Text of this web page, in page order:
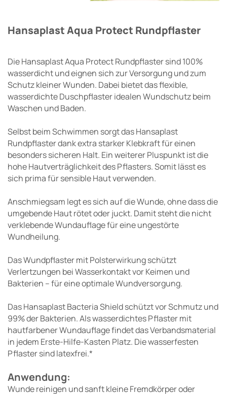
Hansaplast Aqua Protect Rundpflaster
Die Hansaplast Aqua Protect Rundpflaster sind 100%
wasserdicht und eignen sich zur Versorgung und zum
Schutz kleiner Wunden. Dabei bietet das flexible,
wasserdichte Duschpflaster idealen Wundschutz beim
Waschen und Baden.
Selbst beim Schwimmen sorgt das Hansaplast
Rundpflaster dank extra starker Klebkraft für einen
besonders sicheren Halt. Ein weiterer Pluspunkt ist die
hohe Hautverträglichkeit des Pflasters. Somit lässt es
sich prima für sensible Haut verwenden.
Anschmiegsam legt es sich auf die Wunde, ohne dass die
umgebende Haut rötet oder juckt. Damit steht die nicht
verklebende Wundauflage für eine ungestörte
Wundheilung.
Das Wundpflaster mit Polsterwirkung schützt
Verlertzungen bei Wasserkontakt vor Keimen und
Bakterien – für eine optimale Wundversorgung.
Das Hansaplast Bacteria Shield schützt vor Schmutz und
99% der Bakterien. Als wasserdichtes Pflaster mit
hautfarbener Wundauflage findet das Verbandsmaterial
in jedem Erste-Hilfe-Kasten Platz. Die wasserfesten
Pflaster sind latexfrei.*
Anwendung:
Wunde reinigen und sanft kleine Fremdkörper oder